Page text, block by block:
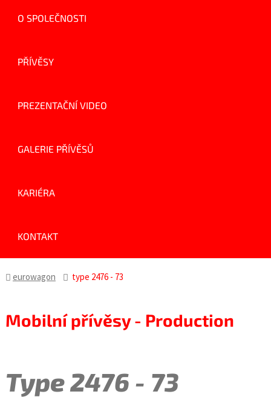
O SPOLEČNOSTI
PŘÍVĚSY
PREZENTAČNÍ VIDEO
GALERIE PŘÍVĚSŮ
KARIÉRA
KONTAKT
eurowagon type 2476 - 73
Mobilní přívěsy - Production
Type 2476 - 73